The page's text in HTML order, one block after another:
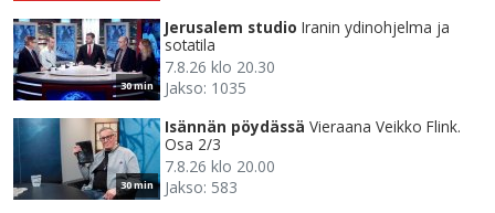
30 min
Jerusalem studio Iranin ydinohjelma ja
sotatila
7.8.26 klo 20.30
Jakso: 1035
30 min
Isännän pöydässä Vieraana Veikko Flink.
Osa 2/3
7.8.26 klo 20.00
Jakso: 583